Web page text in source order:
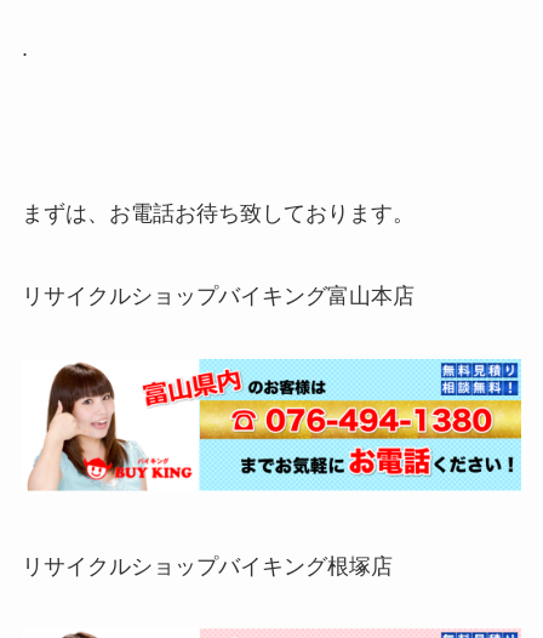
.
まずは、お電話お待ち致しております。
リサイクルショップバイキング富山本店
リサイクルショップバイキング根塚店